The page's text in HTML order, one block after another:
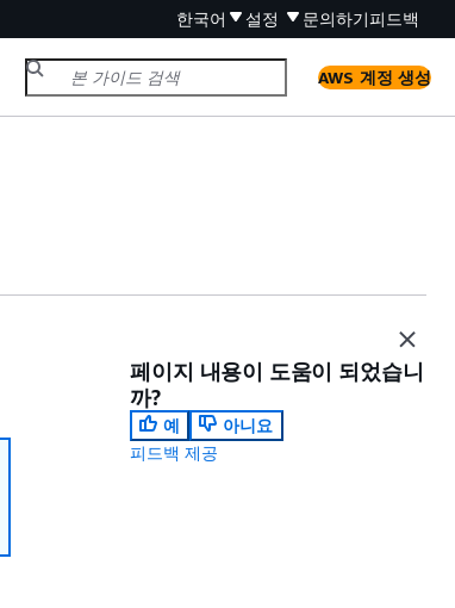
한국어 설정 문의하기피드백
AWS 계정 생성
페이지 내용이 도움이 되었습니
까?
예
아니요
피드백 제공